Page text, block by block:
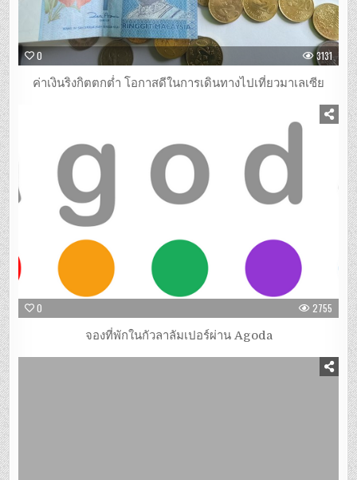
0 3131
ค่าเงินริงกิตตกต่ำ โอกาสดีในการเดินทางไปเที่ยวมาเลเซีย
0 2755
จองที่พักในกัวลาลัมเปอร์ผ่าน Agoda